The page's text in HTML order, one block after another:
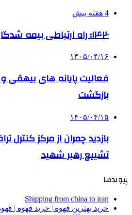
4 هفته پیش
۱۴۲۰؛ راه ارتباطی بیمه شدگان تأمین‌اجتماعی
۱۴۰۵/۰۴/۱۶
فعالیت پایانه های بیهقی
بازگشت
۱۴۰۵/۰۴/۱۵
بازدید چمران از مرکز کنترل
تشییع رهبر شهید
پیوندها
Shipping from china to iran
خرید بهترین قهوه | خرید قهوه |